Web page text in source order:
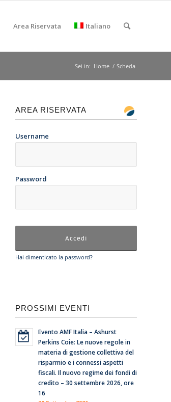
Area Riservata Italiano
Sei in: Home / Scheda
AREA RISERVATA
Username
Password
Hai dimenticato la password?
PROSSIMI EVENTI
Evento AMF Italia – Ashurst
Perkins Coie: Le nuove regole in
materia di gestione collettiva del
risparmio e i connessi aspetti
fiscali. Il nuovo regime dei fondi di
credito – 30 settembre 2026, ore
16